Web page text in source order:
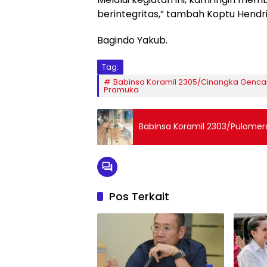
berintegritas,” tambah Koptu
Bagindo Yakub.
Tag:
Babinsa Koramil 2305/Cinangka
Pramuka
Babinsa Koramil 2303/
Pos Terkait